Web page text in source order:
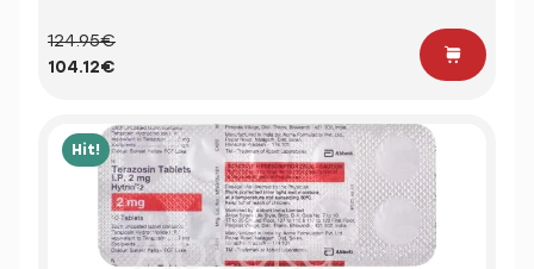
124.95€
104.12€
Hit!